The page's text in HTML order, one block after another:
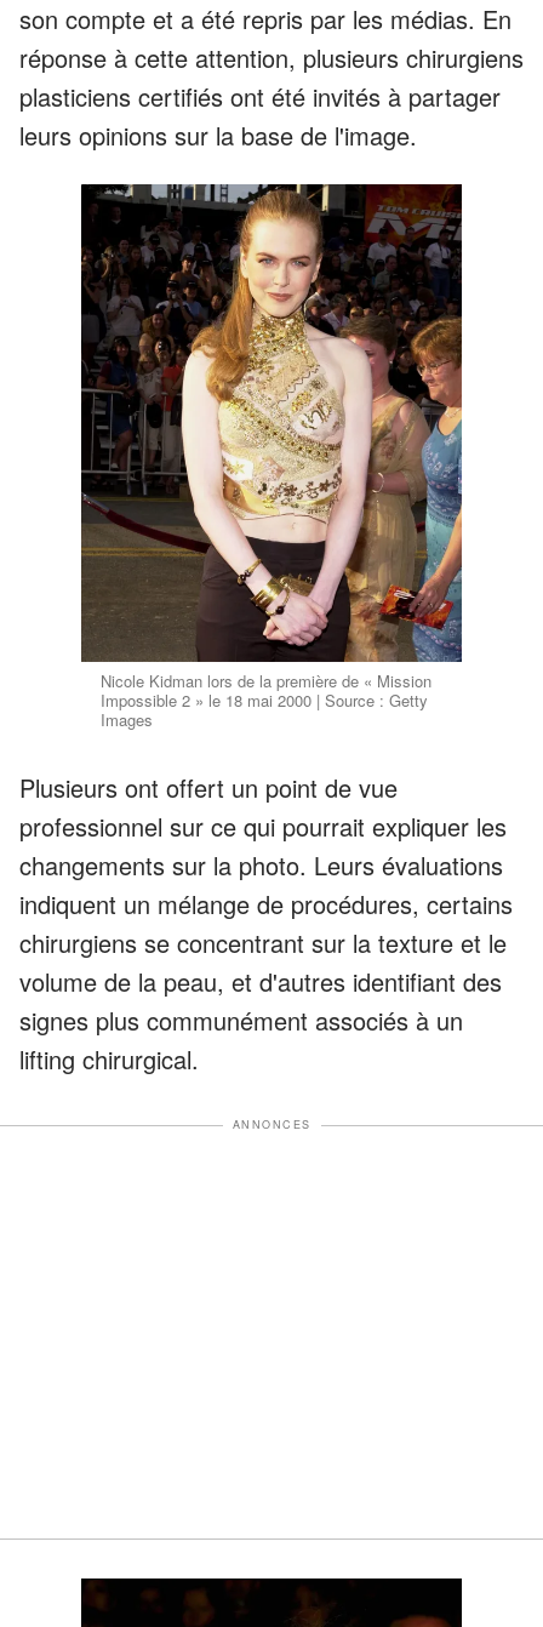
son compte et a été repris par les médias. En
réponse à cette attention, plusieurs chirurgiens
plasticiens certifiés ont été invités à partager
leurs opinions sur la base de l'image.
Nicole Kidman lors de la première de « Mission
Impossible 2 » le 18 mai 2000 | Source : Getty
Images
Plusieurs ont offert un point de vue
professionnel sur ce qui pourrait expliquer les
changements sur la photo. Leurs évaluations
indiquent un mélange de procédures, certains
chirurgiens se concentrant sur la texture et le
volume de la peau, et d'autres identifiant des
signes plus communément associés à un
lifting chirurgical.
ANNONCES